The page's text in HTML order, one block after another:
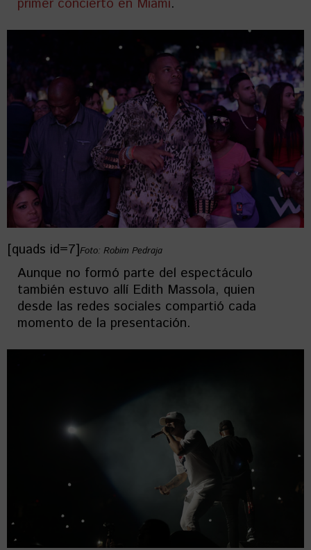
primer concierto en Miami.
[quads id=7]Foto: Robim Pedraja
Aunque no formó parte del espectáculo
también estuvo allí Edith Massola, quien
desde las redes sociales compartió cada
momento de la presentación.